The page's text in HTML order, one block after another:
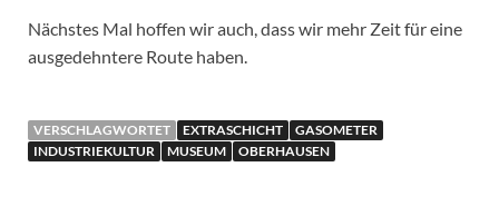
Nächstes Mal hoffen wir auch, dass wir mehr Zeit für eine
ausgedehntere Route haben.
VERSCHLAGWORTET EXTRASCHICHT
GASOMETER
INDUSTRIEKULTUR
MUSEUM OBERHAUSEN